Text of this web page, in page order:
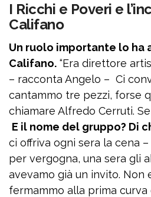
I Ricchi e Poveri e
Califano
Un ruolo importante lo ha
Califano. “Era direttore
– racconta Angelo – Ci
cantammo tre pezzi, forse
chiamare Alfredo Cerruti.
E il nome del gruppo? Di
ci offriva ogni sera la cena
per vergogna, una sera gli
avevamo già un invito. Non
fermammo alla prima